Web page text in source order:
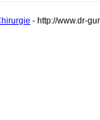
- http://www.dr-